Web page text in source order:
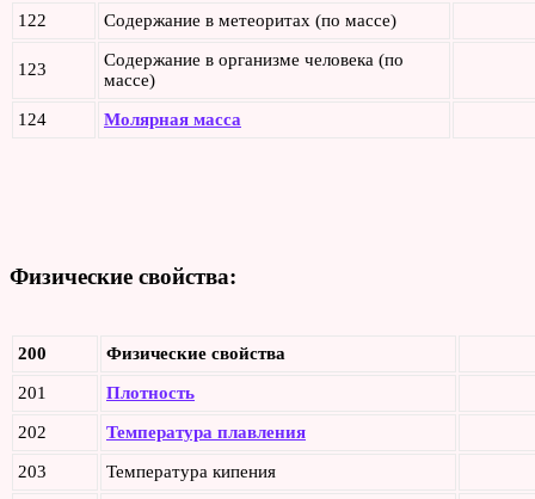
122 Содержание в метеоритах (по массе)
123
Содержание в организме человека (по
массе)
124 Молярная масса
Физические свойства:
200 Физические свойства
201 Плотность
202 Температура плавления
203 Температура кипения